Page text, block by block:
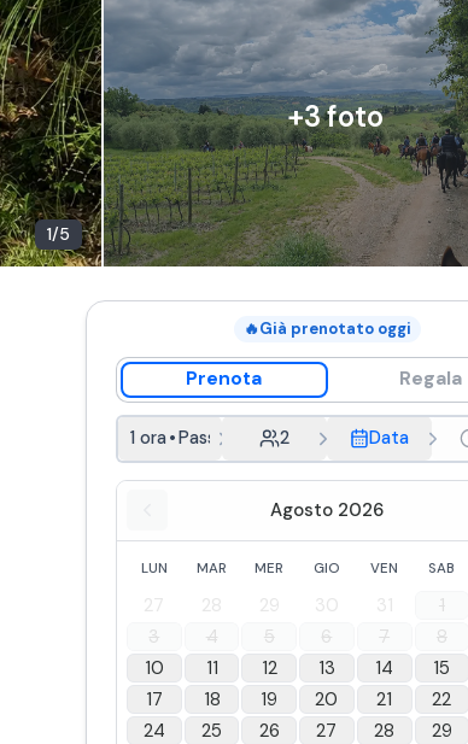
1/5
+3foto
🔥Già prenotato oggi
Prenota Regala
1 ora•Passeggiata con aperitivo - 1 ora
2 Data
Agosto 2026
LUN MAR MER GIO VEN SAB
27 28 29 30 31 1
3
4 5 6 7 8
10
11 12 13 14 15
17
18 19 20 21 22
24
25 26 27 28 29